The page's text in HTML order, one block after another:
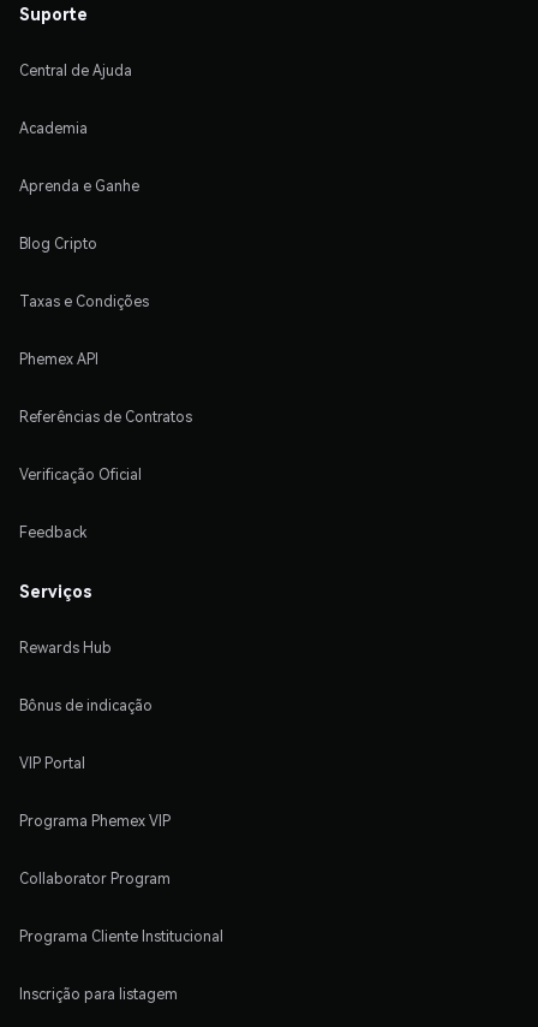
Suporte
Central de Ajuda
Academia
Aprenda e Ganhe
Blog Cripto
Taxas e Condições
Phemex API
Referências de Contratos
Verificação Oficial
Feedback
Serviços
Rewards Hub
Bônus de indicação
VIP Portal
Programa Phemex VIP
Collaborator Program
Programa Cliente Institucional
Inscrição para listagem